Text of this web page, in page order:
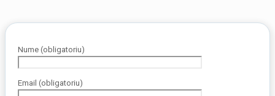
Nume (obligatoriu)
Email (obligatoriu)